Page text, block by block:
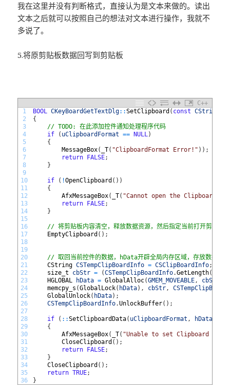
我在这里并没有判断格式，直接认为是文本来做的。读出
文本之后就可以按照自己的想法对文本进行操作，我就不
多说了。
5.将原剪贴板数据回写到剪贴板
C++
1
2
3
4
5
6
7
8
9
10
11
12
13
14
15
16
17
18
19
20
21
22
23
24
25
26
27
28
29
30
31
32
33
34
35
36
BOOL CKeyBoardGetTextDlg::SetClipboard ( const CString
{
// TODO: 在此添加控件通知处理程序代码
if
( uClipboardFormat == NULL)
{
MessageBox( _T( "ClipboardFormat Error!" ) ) ;
return
FALSE;
}
if ( !OpenClipboard ( ) )
{
AfxMessageBox( _T( "Cannot open the Clipboard!"
return
FALSE;
}
// 将剪贴板内容清空，释放数据资源，然后指定当前打开剪贴板
EmptyClipboard ( ) ;
// 取回当前控件的数据，hData开辟全局内存区域，存放数据
CString CSTempClipBoardInfo = CSClipBoardInfo;
size_t cbStr = (CSTempClipBoardInfo.GetLength(
HGLOBAL
hData = GlobalAlloc(GMEM_MOVEABLE, cbStr
memcpy_s (GlobalLock( hData) , cbStr,
GlobalUnlock( hData) ;
CSTempClipBoardInfo.UnlockBuffer( ) ;
if ( ::SetClipboardData( uClipboardFormat , hData
{
AfxMessageBox( _T( "Unable to set Clipboard
CloseClipboard ( ) ;
return
FALSE;
}
CloseClipboard ( ) ;
return TRUE;
}